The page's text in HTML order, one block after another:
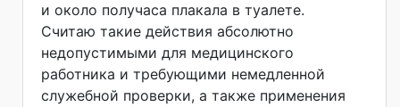
и около получаса плакала в туалете.
Считаю такие действия абсолютно
недопустимыми для медицинского
работника и требующими немедленной
служебной проверки, а также применения